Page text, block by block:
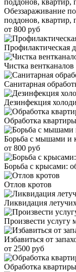
Обеззараживание
поддонов, квартир,
от 800 руб
Профилактическая
Чистка вентканалов
Санитарная
Дезинфекция
Обработка
Борьба с мышами и
от 800 руб
Борьба с крысами:
Отлов кротов
Ликвидация
Произвести услугу
Избавиться от
от 2500 руб
Обработка